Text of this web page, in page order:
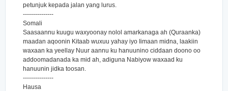
petunjuk kepada jalan yang lurus.
---------------
Somali
Saasaannu kuugu waxyoonay nolol amarkanaga ah (Quraanka)
maadan aqoonin Kitaab wuxuu yahay iyo Iimaan midna, laakiin
waxaan ka yeellay Nuur aannu ku hanuunino ciddaan doono oo
addoomadanada ka mid ah, adiguna Nabiyow waxaad ku
hanuunin jidka toosan.
---------------
Hausa